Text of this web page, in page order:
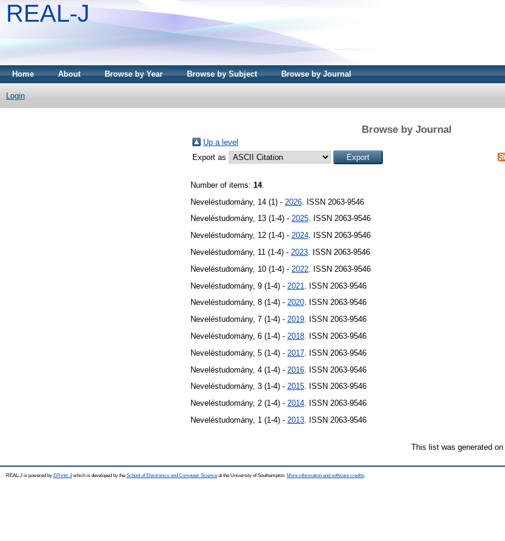
REAL-J
Home About Browse by Year Browse by Subject Browse by Journal
Login
Browse by Journal
Up a level
Export as
Number of items: 14.
Neveléstudomány, 14 (1) - 2026 . ISSN 2063-9546
Neveléstudomány, 13 (1-4) - 2025. ISSN 2063-9546
Neveléstudomány, 12 (1-4) - 2024. ISSN 2063-9546
Neveléstudomány, 11 (1-4) - 2023 . ISSN 2063-9546
Neveléstudomány, 10 (1-4) - 2022 . ISSN 2063-9546
Neveléstudomány, 9 (1-4) - 2021
. ISSN 2063-9546
Neveléstudomány, 8 (1-4) - 2020. ISSN 2063-9546
Neveléstudomány, 7 (1-4) - 2019. ISSN 2063-9546
Neveléstudomány, 6 (1-4) - 2018 . ISSN 2063-9546
Neveléstudomány, 5 (1-4) - 2017 . ISSN 2063-9546
Neveléstudomány, 4 (1-4) - 2016 . ISSN 2063-9546
Neveléstudomány, 3 (1-4) - 2015. ISSN 2063-9546
Neveléstudomány, 2 (1-4) - 2014. ISSN 2063-9546
Neveléstudomány, 1 (1-4) - 2013 . ISSN 2063-9546
This list was generated on
REAL-J is powered by EPrints 3which is developed by the School of Electronics and Computer Science at the University of Southampton. More information and software credits